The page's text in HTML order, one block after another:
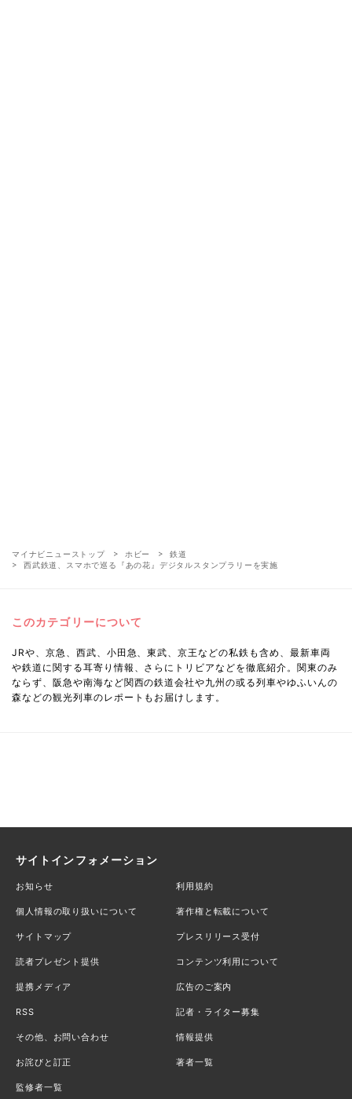
マイナビニューストップ ホビー
鉄道
西武鉄道、スマホで巡る『あの花』デジタルスタンプラリーを実施
このカテゴリーについて
JRや、京急、西武、小田急、東武、京王などの私鉄も含め、最新車両
や鉄道に関する耳寄り情報、さらにトリビアなどを徹底紹介。関東のみ
ならず、阪急や南海など関西の鉄道会社や九州の或る列車やゆふいんの
森などの観光列車のレポートもお届けします。
サイトインフォメーション
お知らせ 利用規約
個人情報の取り扱いについて 著作権と転載について
サイトマップ プレスリリース受付
読者プレゼント提供 コンテンツ利用について
提携メディア 広告のご案内
RSS 記者・ライター募集
その他、お問い合わせ 情報提供
お詫びと訂正 著者一覧
監修者一覧